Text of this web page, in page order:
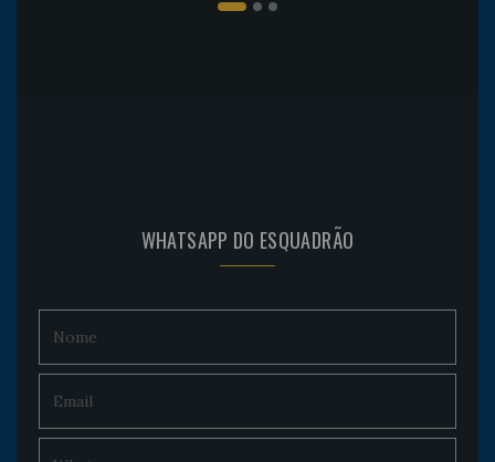
WHATSAPP DO ESQUADRÃO